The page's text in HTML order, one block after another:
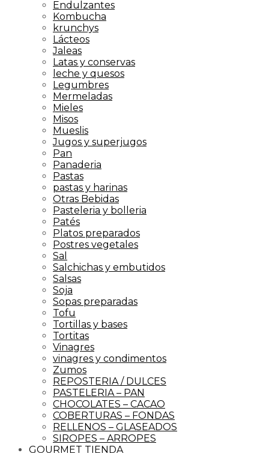
Endulzantes
Kombucha
krunchys
Lácteos
Jaleas
Latas y conservas
leche y quesos
Legumbres
Mermeladas
Mieles
Misos
Mueslis
Jugos y superjugos
Pan
Panaderia
Pastas
pastas y harinas
Otras Bebidas
Pasteleria y bolleria
Patés
Platos preparados
Postres vegetales
Sal
Salchichas y embutidos
Salsas
Soja
Sopas preparadas
Tofu
Tortillas y bases
Tortitas
Vinagres
vinagres y condimentos
Zumos
REPOSTERIA / DULCES
PASTELERIA – PAN
CHOCOLATES – CACAO
COBERTURAS – FONDAS
RELLENOS – GLASEADOS
SIROPES – ARROPES
GOURMET TIENDA